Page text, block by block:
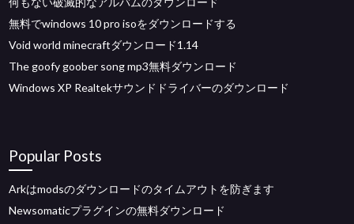
無料でwindows 10 pro isoをダウンロードする
Void world minecraftダウンロード1.14
The goofy goober song mp3無料ダウンロード
Windows XP Realtekサウンドドライバーのダウンロード
Popular Posts
Arkはmodsのダウンロードのタイムアウトを防ぎます
Newsomaticプラグインの無料ダウンロード